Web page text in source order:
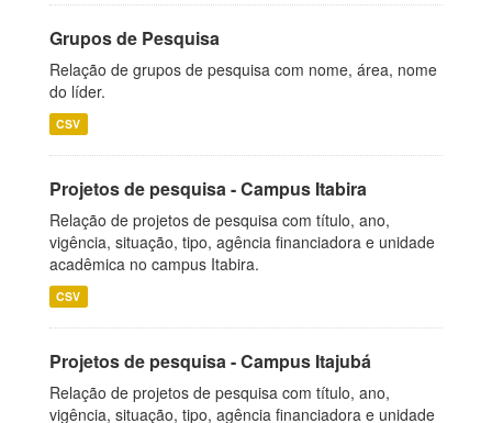
Grupos de Pesquisa
Relação de grupos de pesquisa com nome, área, nome
do líder.
CSV
Projetos de pesquisa - Campus Itabira
Relação de projetos de pesquisa com título, ano,
vigência, situação, tipo, agência financiadora e unidade
acadêmica no campus Itabira.
CSV
Projetos de pesquisa - Campus Itajubá
Relação de projetos de pesquisa com título, ano,
vigência, situação, tipo, agência financiadora e unidade